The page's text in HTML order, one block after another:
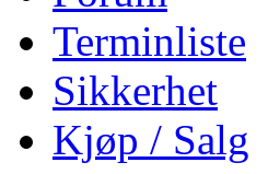
Terminliste
Sikkerhet
Kjøp / Salg